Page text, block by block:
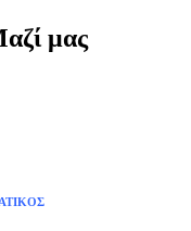
μας